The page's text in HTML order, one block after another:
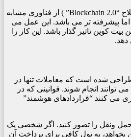
بلاک چین اتریوم (یا به اصطلاح “Blockchain 2.0” ) از فناوری مشابه
پیشرفته تر می باشد. این عمل می
بیت کوین تاثیر گذار باشد. این کار را
شده است که معاملات تنها در
انجام شوند. قوانینی که در
می کنند “قراردادهای هوشمند”
ونقل را تصور کنید. اگر شخصی یک
بخواهد، به پول کافی برای پرداخت آن